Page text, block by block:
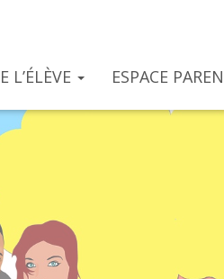
L’ÉLÈVE ESPACE
with a